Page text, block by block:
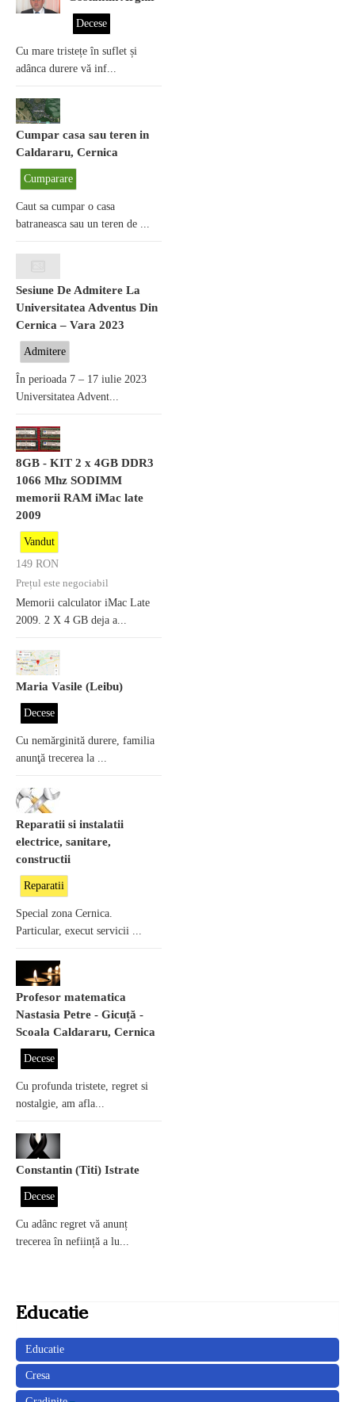
Decese
Cu mare tristețe în suflet și
adânca durere vă inf...
Cumpar casa sau teren in
Caldararu, Cernica
Cumparare
Caut sa cumpar o casa
batraneasca sau un teren de ...
Sesiune De Admitere La
Universitatea Adventus Din
Cernica – Vara 2023
Admitere
În perioada 7 – 17 iulie 2023
Universitatea Advent...
8GB - KIT 2 x 4GB DDR3
1066 Mhz SODIMM
memorii RAM iMac late
2009
Vandut
149 RON
Prețul este negociabil
Memorii calculator iMac Late
2009. 2 X 4 GB deja a...
Maria Vasile (Leibu)
Decese
Cu nemărginită durere, familia
anunţă trecerea la ...
Reparatii si instalatii
electrice, sanitare,
constructii
Reparatii
Special zona Cernica.
Particular, execut servicii ...
Profesor matematica
Nastasia Petre - Gicuță -
Scoala Caldararu, Cernica
Decese
Cu profunda tristete, regret si
nostalgie, am afla...
Constantin (Titi) Istrate
Decese
Cu adânc regret vă anunț
trecerea în neființă a lu...
Educatie
Educatie
Cresa